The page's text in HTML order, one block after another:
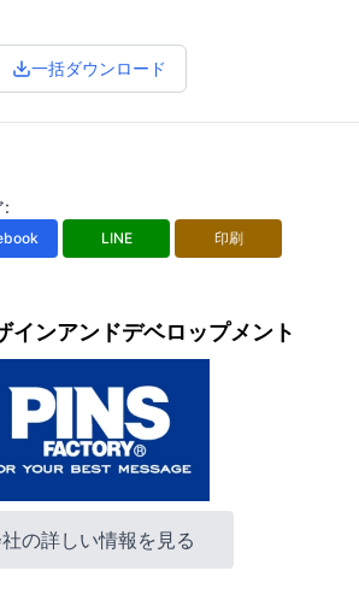
一括ダウンロード
:
LINE 印刷
インアンドデベロップメント
の詳しい情報を見る